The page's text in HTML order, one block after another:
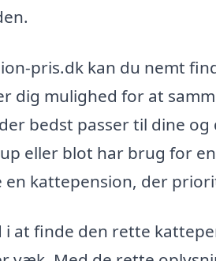
pris.dk kan du nemt
dig mulighed for at
bedst passer til dine
eller blot har brug for
kattepension, der
i at finde den rette